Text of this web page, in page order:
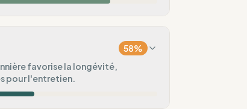
58%
favorise la longévité,
pour l'entretien.